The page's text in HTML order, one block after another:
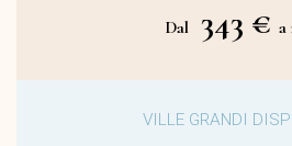
Dal 343 € a
VILLE GRANDI